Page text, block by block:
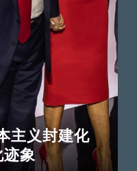
主义封建化
迹象